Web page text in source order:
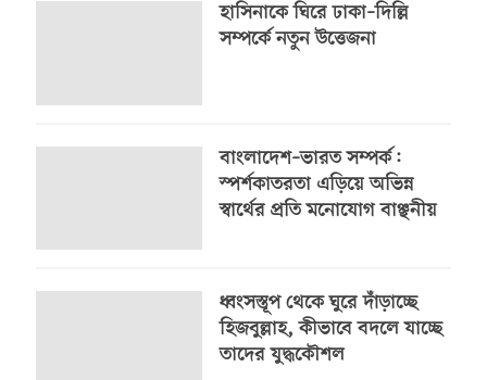
হাসিনাকে ঘিরে ঢাকা–দিল্লি
সম্পর্কে নতুন উত্তেজনা
বাংলাদেশ–ভারত সম্পর্ক:
স্পর্শকাতরতা এড়িয়ে অভিন্ন
স্বার্থের প্রতি মনোযোগ বাঞ্ছনীয়
ধ্বংসস্তূপ থেকে ঘুরে দাঁড়াচ্ছে
হিজবুল্লাহ, কীভাবে বদলে যাচ্ছে
তাদের যুদ্ধকৌশল